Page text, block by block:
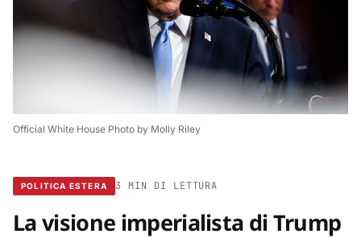
Official White House Photo by Molly Riley
POLITICA ESTERA 3 MIN DI LETTURA
La visione imperialista di Trump